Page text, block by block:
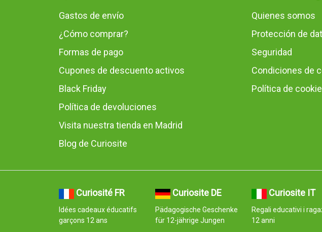
Gastos de envío
¿Cómo comprar?
Formas de pago
Cupones de descuento activos
Black Friday
Política de devoluciones
Visita nuestra tienda en Madrid
Blog de Curiosite
Quienes somos
Protección de
Seguridad
Condiciones de
Política de
Curiosité FR
Idées cadeaux éducatifs
garçons 12 ans
Curiosite DE
Pädagogische Geschenke
für 12-jährige Jungen
Curiosite IT
Regali educativi i
12 anni